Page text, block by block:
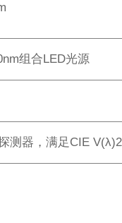
组合LED光源
测器，满足CIE